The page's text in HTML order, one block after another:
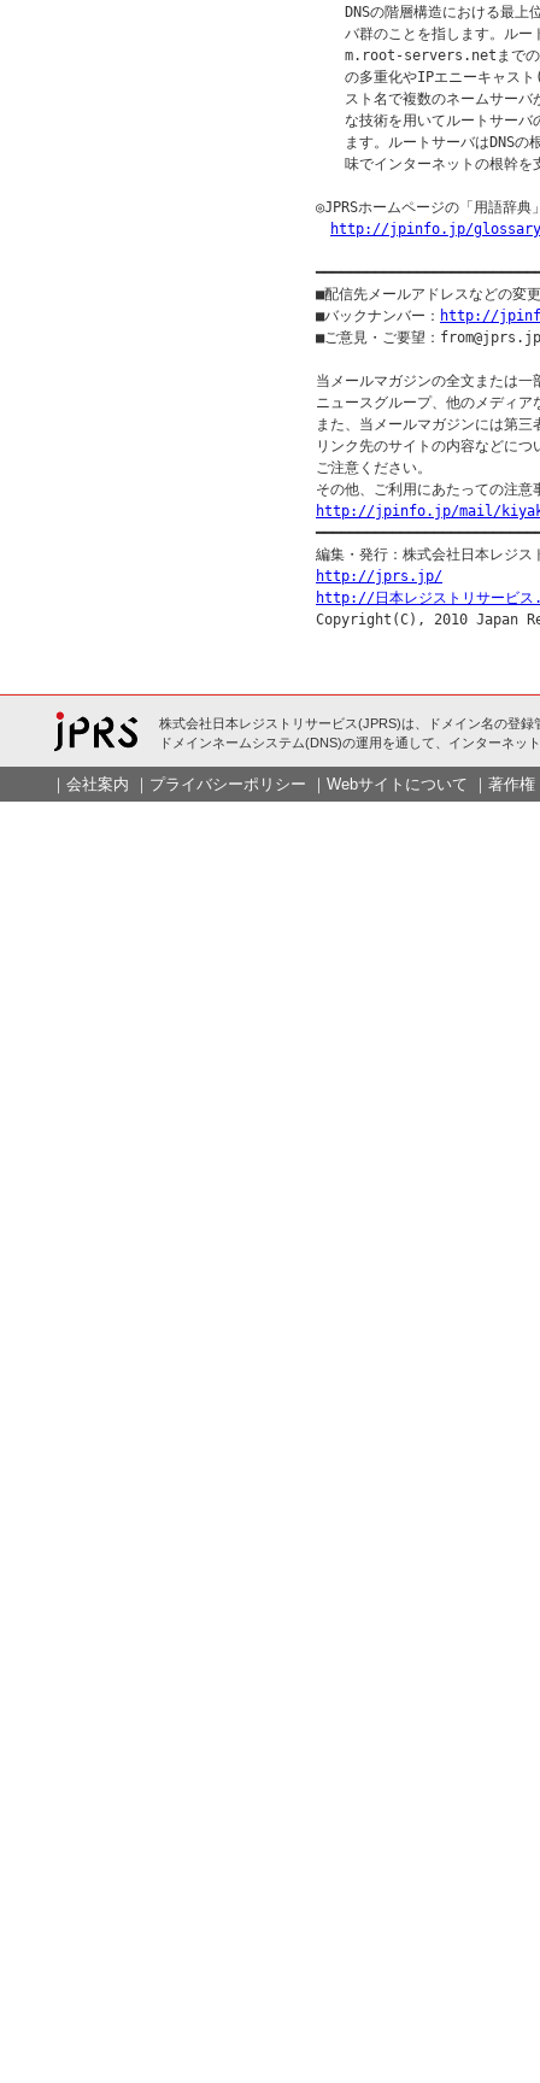
DNSの階層構造における最上
バ群のことを指します。ル
m.root-servers.netまでの13
の多重化やIPエニーキャスト
スト名で複数のネームサーバ
な技術を用いてルートサーバ
ます。ルートサーバはDNSの
味でインターネットの根幹を
◎JPRSホームページの「用語辞典
http://jpinfo.jp/
■配信先メールアドレスなどの変
■バックナンバー： http://
■ご意見・ご要望：from@jprs.jp
当メールマガジンの全文または
ニュースグループ、他のメディ
また、当メールマガジンには第
リンク先のサイトの内容などに
ご注意ください。
http://jpinfo.jp/mail/
http://jprs.jp/
http://日本レジストリサービ
株式会社日本レジストリサービス(JPRS)は、ドメイン名の登録
ドメインネームシステム(DNS)の運用を通して、インターネッ
｜ 会社案内 ｜ プライバシーポリシー ｜ Webサイトについて ｜ 著作権